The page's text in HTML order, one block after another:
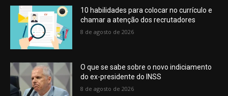
a
requirement
exact
montrereplique.to.swiss
targeted
to
enhancing
10 habilidades para colocar no currículo e
chamar a atenção dos recrutadores
8 de agosto de 2026
O que se sabe sobre o novo indiciamento
do ex-presidente do INSS
8 de agosto de 2026